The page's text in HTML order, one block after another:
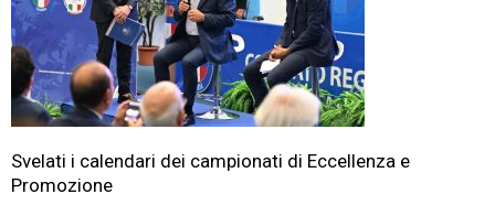
Svelati i calendari dei campionati di Eccellenza e
Promozione